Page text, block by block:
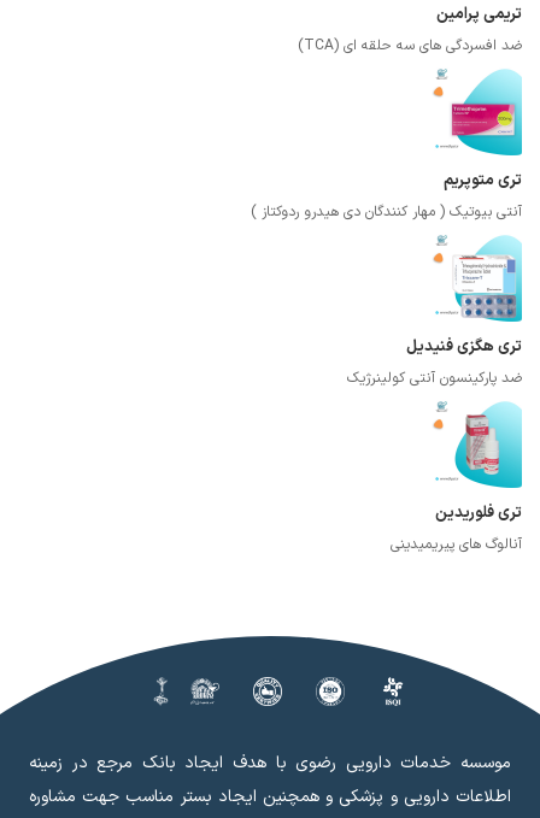
تریمی پرامین
ضد افسردگی های سه حلقه ای (TCA)
تری متوپریم
آنتی بیوتیک ( مهار کنندگان دی هیدرو ردوکتاز )
تری هگزی فنیدیل
ضد پارکینسون آنتی کولینرژیک
تری فلوریدین
آنالوگ های پیریمیدینی
موسسه خدمات دارویی رضوی با هدف ایجاد بانک مرجع در زمینه
اطلاعات دارویی و پزشکی و همچنین ایجاد بستر مناسب جهت مشاوره